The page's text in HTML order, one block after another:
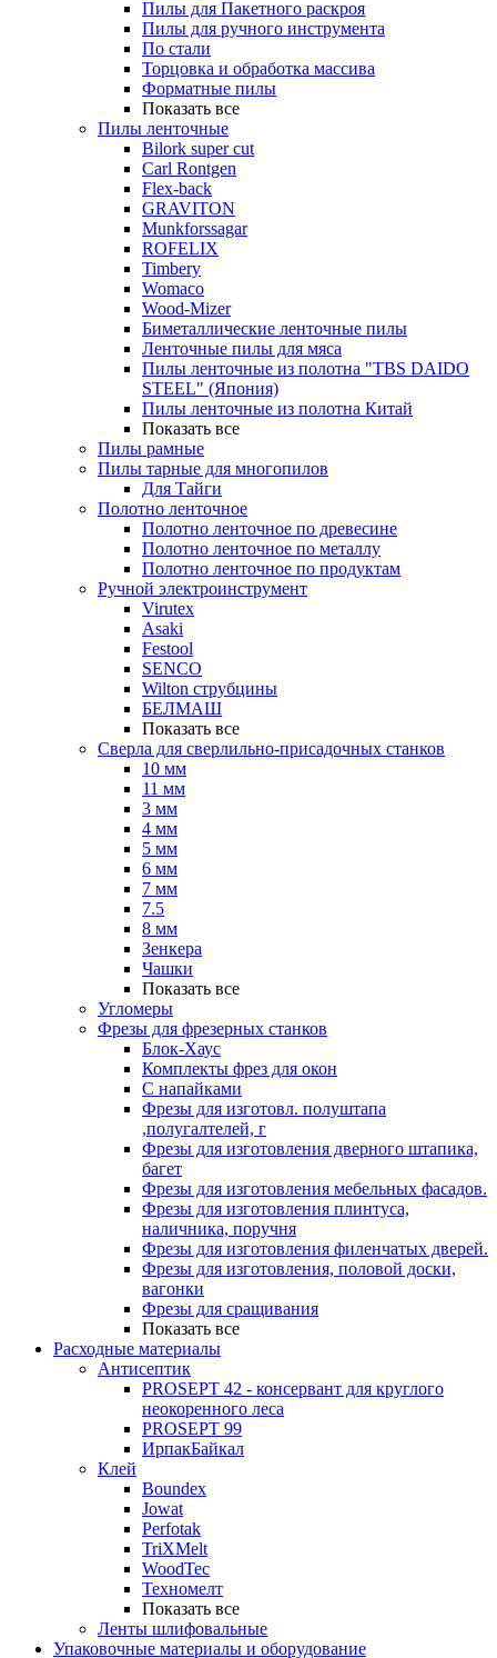
Пилы для Пакетного раскроя
Пилы для ручного инструмента
По стали
Торцовка и обработка массива
Форматные пилы
Показать все
Пилы ленточные
Bilork super cut
Carl Rontgen
Flex-back
GRAVITON
Munkforssagar
ROFELIX
Timbery
Womaco
Wood-Mizer
Биметаллические ленточные пилы
Ленточные пилы для мяса
Пилы ленточные из полотна "TBS DAIDO
STEEL" (Япония)
Пилы ленточные из полотна Китай
Показать все
Пилы рамные
Пилы тарные для многопилов
Для Тайги
Полотно ленточное
Полотно ленточное по древесине
Полотно ленточное по металлу
Полотно ленточное по продуктам
Ручной электроинструмент
Virutex
Asaki
Festool
SENCO
Wilton струбцины
БЕЛМАШ
Показать все
Сверла для сверлильно-присадочных станков
10 мм
11 мм
3 мм
4 мм
5 мм
6 мм
7 мм
7.5
8 мм
Зенкера
Чашки
Показать все
Угломеры
Фрезы для фрезерных станков
Блок-Хаус
Комплекты фрез для окон
С напайками
Фрезы для изготовл. полуштапа
,полугалтелей, г
Фрезы для изготовления дверного штапика,
багет
Фрезы для изготовления мебельных фасадов.
Фрезы для изготовления плинтуса,
наличника, поручня
Фрезы для изготовления филенчатых дверей.
Фрезы для изготовления, половой доски,
вагонки
Фрезы для сращивания
Показать все
Расходные материалы
Антисептик
PROSEPT 42 - консервант для круглого
неокоренного леса
PROSEPT 99
ИрпакБайкал
Клей
Boundex
Jowat
Perfotak
TriXMelt
WoodTec
Техномелт
Показать все
Ленты шлифовальные
Упаковочные материалы и оборудование